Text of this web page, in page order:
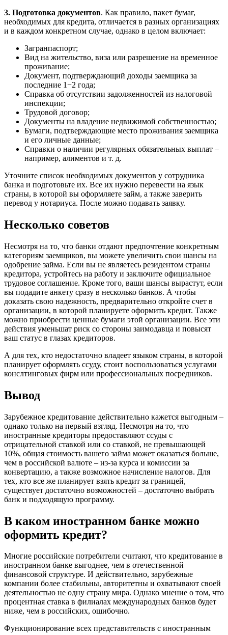
3. Подготовка документов. Как правило, пакет бумаг,
необходимых для кредита, отличается в разных организациях
и в каждом конкретном случае, однако в целом включает:
Загранпаспорт;
Вид на жительство, виза или разрешение на временное
проживание;
Документ, подтверждающий доходы заемщика за
последние 1−2 года;
Справка об отсутствии задолженностей из налоговой
инспекции;
Трудовой договор;
Документы на владение недвижимой собственностью;
Бумаги, подтверждающие место проживания заемщика
и его личные данные;
Справки о наличии регулярных обязательных выплат –
например, алиментов и т. д.
Уточните список необходимых документов у сотрудника
банка и подготовьте их. Все их нужно перевести на язык
страны, в которой вы оформляете займ, а также заверить
перевод у нотариуса. После можно подавать заявку.
Несколько советов
Несмотря на то, что банки отдают предпочтение конкретным
категориям заемщиков, вы можете увеличить свои шансы на
одобрение займа. Если вы не являетесь резидентом страны
кредитора, устройтесь на работу и заключите официальное
трудовое соглашение. Кроме того, ваши шансы вырастут, если
вы подадите анкету сразу в несколько банков. А чтобы
доказать свою надежность, предварительно откройте счет в
организации, в которой планируете оформить кредит. Также
можно приобрести ценные бумаги этой организации. Все эти
действия уменьшат риск со стороны заимодавца и повысят
ваш статус в глазах кредиторов.
А для тех, кто недостаточно владеет языком страны, в которой
планирует оформлять ссуду, стоит воспользоваться услугами
конслтинговых фирм или профессиональных посредников.
Вывод
Зарубежное кредитование действительно кажется выгодным –
однако только на первый взгляд. Несмотря на то, что
иностранные кредиторы предоставляют ссуды с
отрицательной ставкой или со ставкой, не превышающей
10%, общая стоимость вашего займа может оказаться больше,
чем в российской валюте – из-за курса и комиссии за
конвертацию, а также возможное начисление налогов. Для
тех, кто все же планирует взять кредит за границей,
существует достаточно возможностей – достаточно выбрать
банк и подходящую программу.
В каком иностранном банке можно
оформить кредит?
Многие российские потребители считают, что кредитование в
иностранном банке выгоднее, чем в отечественной
финансовой структуре. И действительно, зарубежные
компании более стабильны, авторитетны и охватывают своей
деятельностью не одну страну мира. Однако мнение о том, что
процентная ставка в филиалах международных банков будет
ниже, чем в российских, ошибочно.
Функционирование всех представительств с иностранным